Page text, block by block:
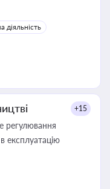
діяльність
+15
регулювання
експлуатацію